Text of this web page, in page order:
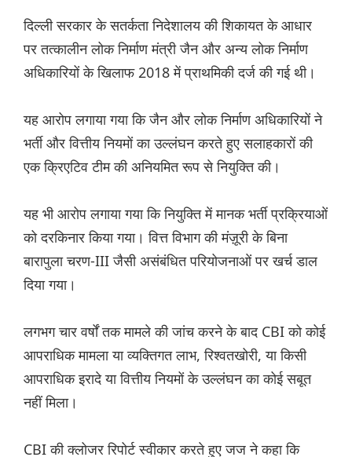
दिल्ली सरकार के सतर्कता निदेशालय की शिकायत के आधार
पर तत्कालीन लोक निर्माण मंत्री जैन और अन्य लोक निर्माण
अधिकारियों के खिलाफ 2018 में प्राथमिकी दर्ज की गई थी।
यह आरोप लगाया गया कि जैन और लोक निर्माण अधिकारियों ने
भर्ती और वित्तीय नियमों का उल्लंघन करते हुए सलाहकारों की
एक क्रिएटिव टीम की अनियमित रूप से नियुक्ति की।
यह भी आरोप लगाया गया कि नियुक्ति में मानक भर्ती प्रक्रियाओं
को दरकिनार किया गया। वित्त विभाग की मंज़ूरी के बिना
बारापुला चरण-III जैसी असंबंधित परियोजनाओं पर खर्च डाल
दिया गया।
लगभग चार वर्षों तक मामले की जांच करने के बाद CBI को कोई
आपराधिक मामला या व्यक्तिगत लाभ, रिश्वतखोरी, या किसी
आपराधिक इरादे या वित्तीय नियमों के उल्लंघन का कोई सबूत
नहीं मिला।
CBI की क्लोजर रिपोर्ट स्वीकार करते हुए जज ने कहा कि